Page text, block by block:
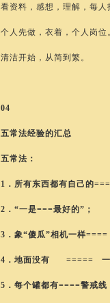
看资料，感想，理解，每人
个人先做，衣着，个人岗位
清洁开始，从简到繁。
04
五常法经验的汇总
五常法：
1．所有东西都有自己的
2．“一是===最好的”；
3．象“傻瓜”相机一样
4．地面没有 ===== 一
5．每个罐都有====警戒线